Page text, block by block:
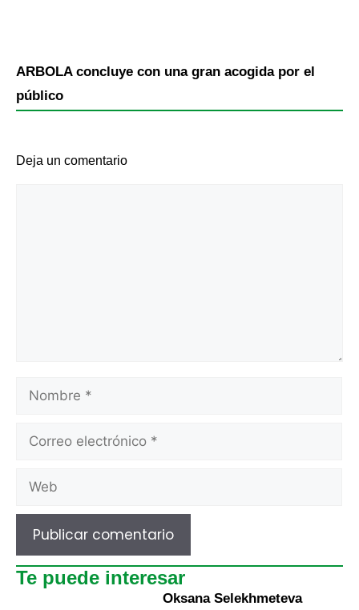
ARBOLA concluye con una gran acogida por el
público
Deja un comentario
Te puede interesar
Oksana Selekhmeteva